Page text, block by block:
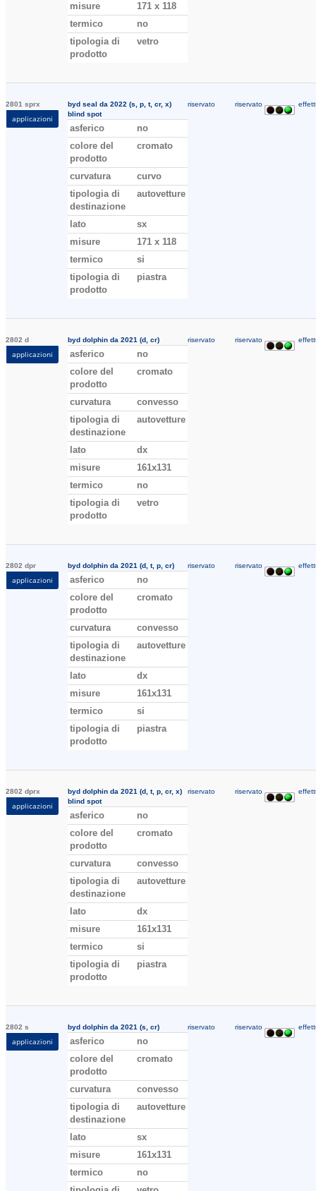
misure
171 x 118
termico
no
tipologia di
prodotto
vetro
2801 sprx
applicazioni
byd seal da 2022 (s, p, t, cr, x)
blind spot
asferico
no
colore del
prodotto
cromato
curvatura
curvo
tipologia di
destinazione
autovetture
lato
sx
misure
171 x 118
termico
si
tipologia di
prodotto
piastra
riservato riservato
2802 d
applicazioni
byd dolphin da 2021 (d, cr)
asferico
no
colore del
prodotto
cromato
curvatura
convesso
tipologia di
destinazione
autovetture
lato
dx
misure
161x131
termico
no
tipologia di
prodotto
vetro
riservato riservato
2802 dpr
applicazioni
byd dolphin da 2021 (d, t, p, cr)
asferico
no
colore del
prodotto
cromato
curvatura
convesso
tipologia di
destinazione
autovetture
lato
dx
misure
161x131
termico
si
tipologia di
prodotto
piastra
riservato riservato
2802 dprx
applicazioni
byd dolphin da 2021 (d, t, p, cr, x)
blind spot
asferico
no
colore del
prodotto
cromato
curvatura
convesso
tipologia di
destinazione
autovetture
lato
dx
misure
161x131
termico
si
tipologia di
prodotto
piastra
riservato riservato
2802 s
applicazioni
byd dolphin da 2021 (s, cr)
asferico
no
colore del
prodotto
cromato
curvatura
convesso
tipologia di
destinazione
autovetture
lato
sx
misure
161x131
termico
no
riservato riservato